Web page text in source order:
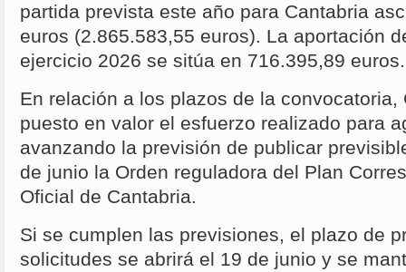
partida prevista este año para Cantabria
euros (2.865.583,55 euros). La aportación
ejercicio 2026 se sitúa en 716.395,89 euros.
En relación a los plazos de la convocatoria,
puesto en valor el esfuerzo realizado para
avanzando la previsión de publicar
de junio la Orden reguladora del Plan
Oficial de Cantabria.
Si se cumplen las previsiones, el plazo de
solicitudes se abrirá el 19 de junio y se